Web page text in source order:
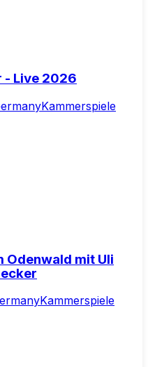
- Live 2026
Kammerspiele
Odenwald mit Uli
Kammerspiele